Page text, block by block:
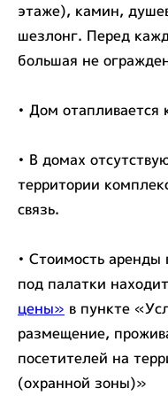
этаже), камин,
шезлонг. Перед
большая не
• Дом отапливается
• В домах
территории
связь.
• Стоимость аренды
под палатки
цены» в пункте
размещение,
посетителей на
(охранной зоны)»